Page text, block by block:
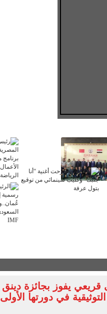
يفوز بجائزة دينق
في دورتها الأولى